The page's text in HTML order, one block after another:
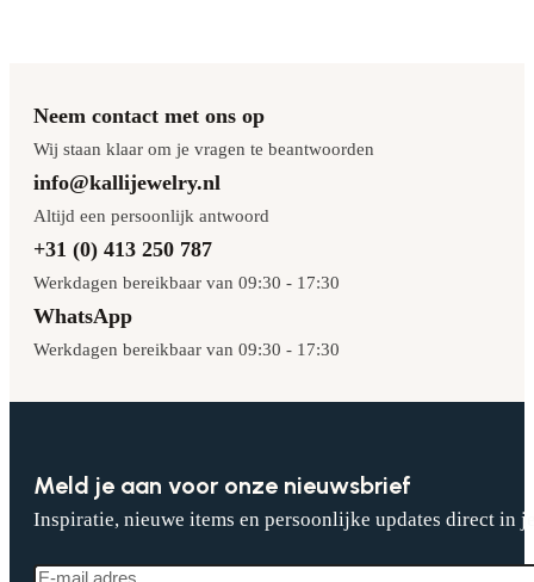
Neem contact met ons op
Wij staan klaar om je vragen te beantwoorden
info@kallijewelry.nl
Altijd een persoonlijk antwoord
+31 (0) 413 250 787
Werkdagen bereikbaar van 09:30 - 17:30
WhatsApp
Werkdagen bereikbaar van 09:30 - 17:30
Meld je aan voor onze nieuwsbrief
Inspiratie, nieuwe items en persoonlijke updates direct in